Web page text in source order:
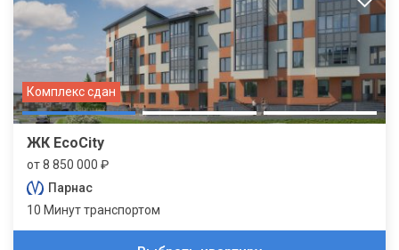
Комплекс сдан
ЖК EcoCity
от 8 850 000 ₽
Парнас
10 Минут транспортом